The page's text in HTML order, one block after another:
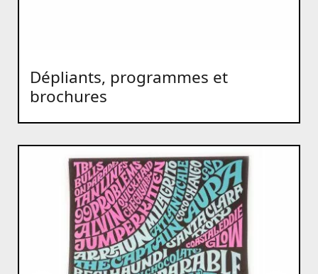
Dépliants, programmes et
brochures